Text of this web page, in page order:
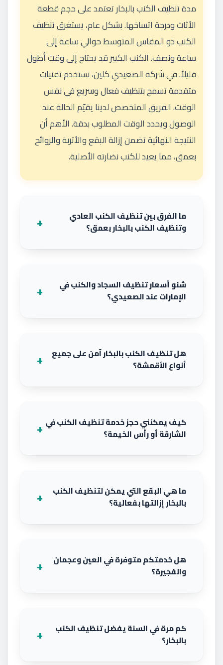
مدة تنظيف الكنب بالبخار تعتمد على حجم قطعة
الأثاث ودرجة اتساخها. بشكل عام، يستغرق تنظيف
الكنب ذو المقاس المتوسط حوالي ساعة إلى
ساعة ونصف. الكنب الكبير قد يحتاج إلى وقت أطول
قليلاً. في شركة الصعيدي كلين، نستخدم تقنيات
متقدمة تسمح بتنظيف فعال وسريع في نفس
الوقت. الفريق المتخصص لدينا يقيّم الحالة عند
الوصول ويحدد الوقت المطلوب بدقة. الأهم أن
النتيجة النهائية تضمن إزالة البقع والأتربة والروائح
بعمق، مما يعيد للكنب نضارته الأصلية.
ما الفرق بين تنظيف الكنب العادي
وتنظيف الكنب بالبخار بعمق؟
شنو أسعار تنظيف السجاد والكنب في
الإمارات عند الصعيدي؟
هل تنظيف الكنب بالبخار آمن على جميع
أنواع الأقمشة؟
كيف يمكنني حجز خدمة تنظيف الكنب في
الشارقة أو رأس الخيمة؟
ما هي البقع التي يمكن لتنظيف الكنب
بالبخار إزالتها بفعالية؟
هل خدمتكم متوفرة في العين وعجمان
والفجيرة؟
كم مرة في السنة يفضل تنظيف الكنب
بالبخار؟